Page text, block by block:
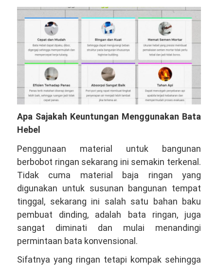
Apa Sajakah Keuntungan Menggunakan Bata
Hebel
Penggunaan material untuk bangunan
berbobot ringan sekarang ini semakin terkenal.
Tidak cuma material baja ringan yang
digunakan untuk susunan bangunan tempat
tinggal, sekarang ini salah satu bahan baku
pembuat dinding, adalah bata ringan, juga
sangat diminati dan mulai menandingi
permintaan bata konvensional.
Sifatnya yang ringan tetapi kompak sehingga